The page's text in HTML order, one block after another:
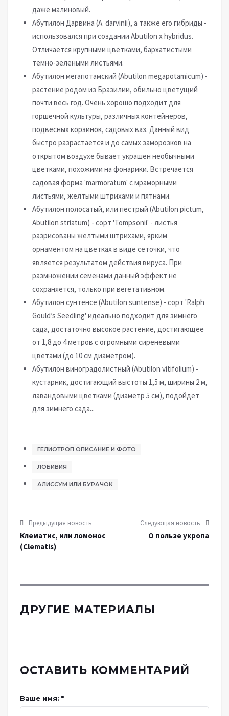
даже малиновый.
Абутилон Дарвина (A. darvinii), а также его гибриды -
использовался при создании Abutilon x hybridus.
Отличается крупными цветками, бархатистыми
темно-зелеными листьями.
Абутилон мегапотамский (Abutilon megapotamicum) -
растение родом из Бразилии, обильно цветущий
почти весь год. Очень хорошо подходит для
горшечной культуры, различных контейнеров,
подвесных корзинок, садовых ваз. Данный вид
быстро разрастается и до самых заморозков на
открытом воздухе бывает украшен необычными
цветками, похожими на фонарики. Встречается
садовая форма 'marmoratum' с мраморными
листьями, желтыми штрихами и пятнами.
Абутилон полосатый, или пестрый (Abutilon pictum,
Abutilon striatum) - сорт 'Tompsonii' - листья
разрисованы желтыми штрихами, ярким
орнаментом на цветках в виде сеточки, что
является результатом действия вируса. При
размножении семенами данный эффект не
сохраняется, только при вегетативном.
Абутилон сунтенсе (Abutilon suntense) - сорт 'Ralph
Gould’s Seedling' идеально подходит для зимнего
сада, достаточно высокое растение, достигающее
от 1,8 до 4 метров с огромными сиреневыми
цветами (до 10 см диаметром).
Абутилон виноградолистный (Abutilon vitifolium) -
кустарник, достигающий выстоты 1,5 м, ширины 2 м,
лавандовыми цветками (диаметр 5 см), подойдет
для зимнего сада...
ГЕЛИОТРОП ОПИСАНИЕ И ФОТО
ЛОБИВИЯ
АЛИССУМ ИЛИ БУРАЧОК
Предыдущая новость
Клематис, или ломонос
(Clematis)
Следующая новость
О пользе укропа
ДРУГИЕ МАТЕРИАЛЫ
ОСТАВИТЬ КОММЕНТАРИЙ
Ваше имя: *